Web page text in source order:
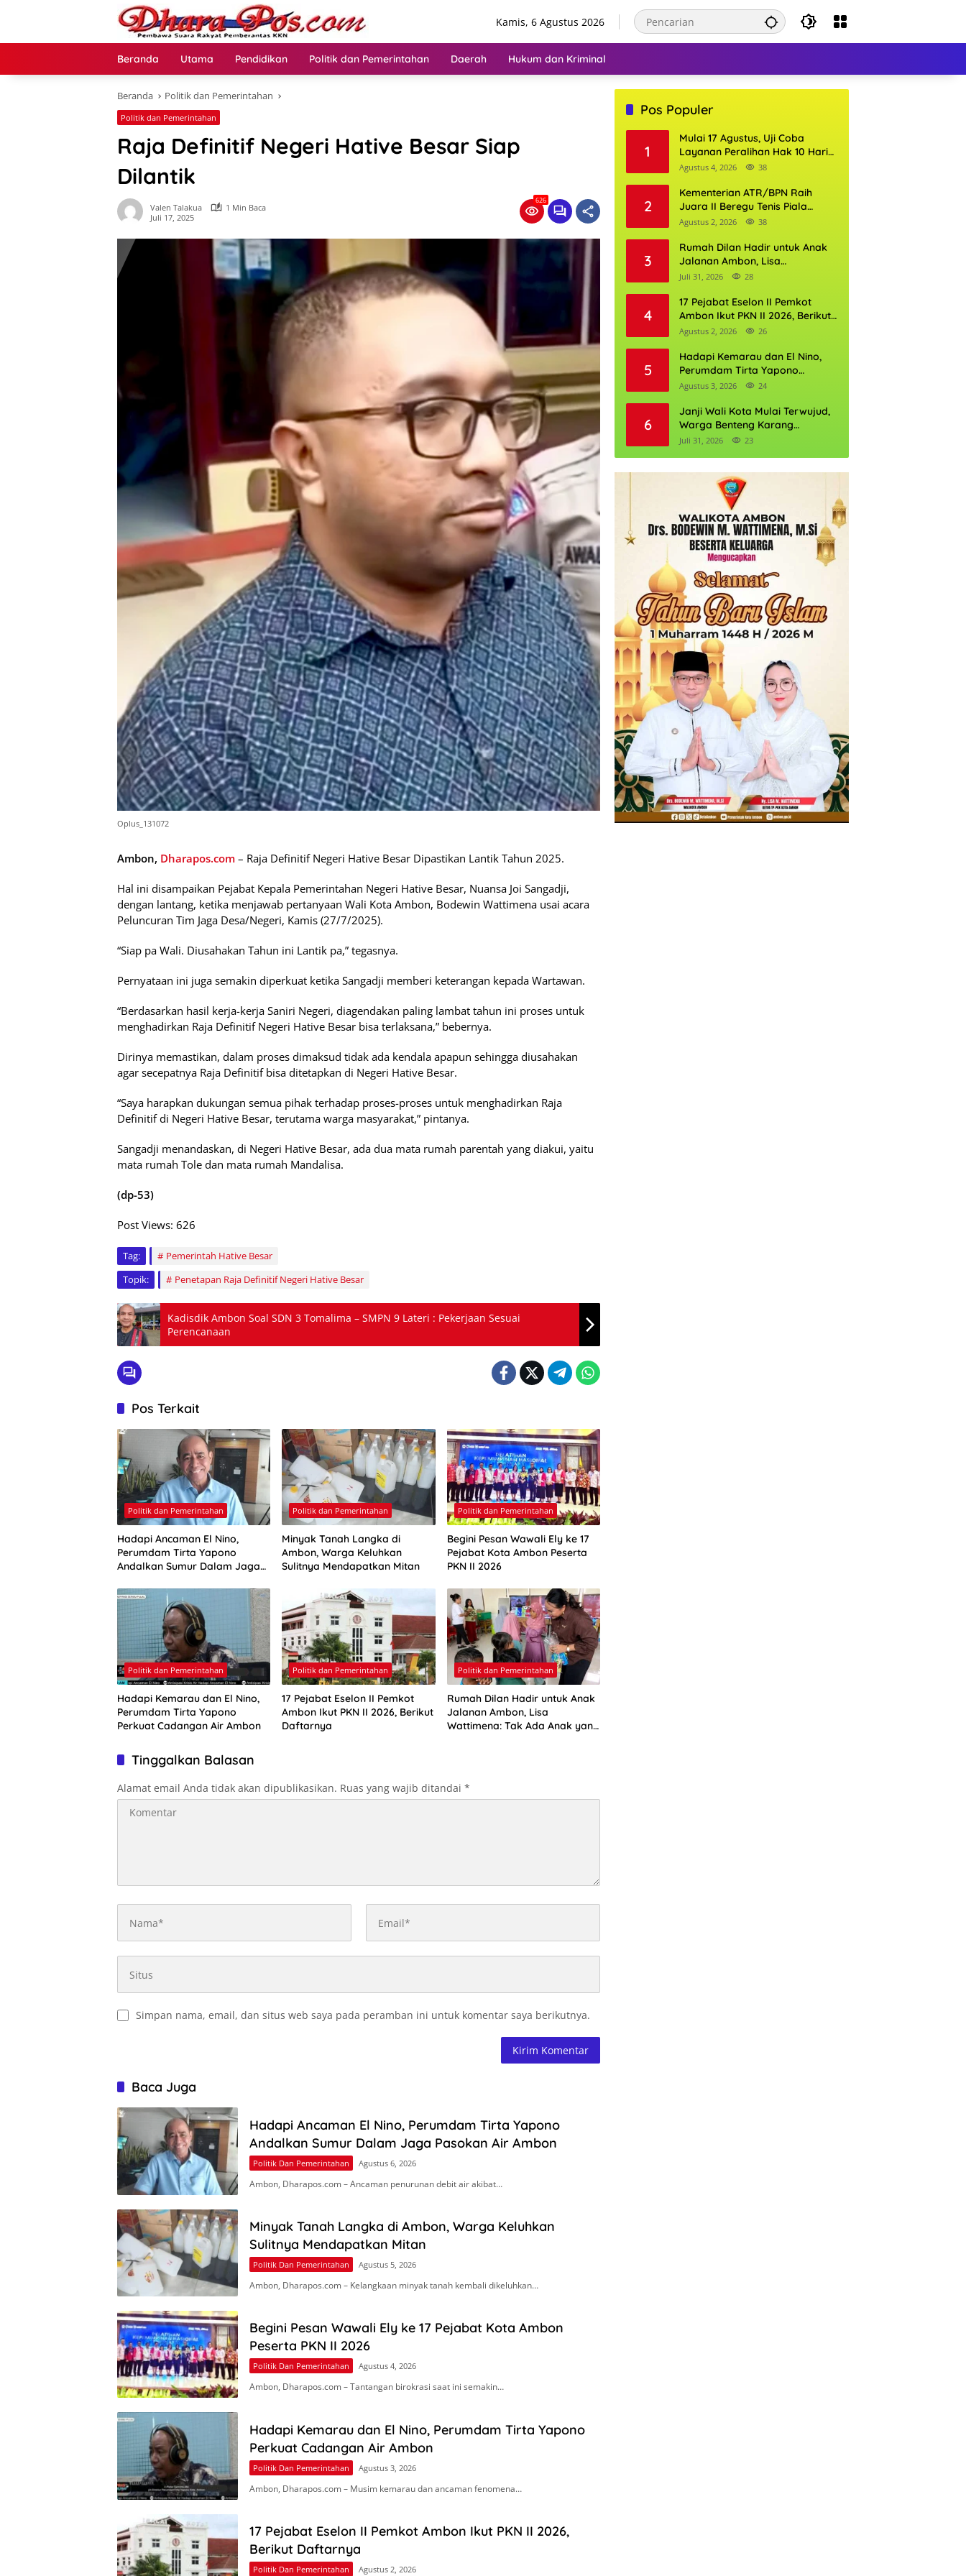
Kamis, 6 Agustus 2026
Beranda Utama Pendidikan Politik dan Pemerintahan Daerah Hukum dan Kriminal
Beranda Politik dan Pemerintahan
Politik dan Pemerintahan
Raja Definitif Negeri Hative Besar Siap
Dilantik
Valen Talakua
1 Min Baca
Juli 17, 2025
626
Oplus_131072
Ambon, Dharapos.com – Raja Definitif Negeri Hative Besar Dipastikan Lantik Tahun 2025.
Hal ini disampaikan Pejabat Kepala Pemerintahan Negeri Hative Besar, Nuansa Joi Sangadji,
dengan lantang, ketika menjawab pertanyaan Wali Kota Ambon, Bodewin Wattimena usai acara
Peluncuran Tim Jaga Desa/Negeri, Kamis (27/7/2025).
“Siap pa Wali. Diusahakan Tahun ini Lantik pa,” tegasnya.
Pernyataan ini juga semakin diperkuat ketika Sangadji memberi keterangan kepada Wartawan.
“Berdasarkan hasil kerja-kerja Saniri Negeri, diagendakan paling lambat tahun ini proses untuk
menghadirkan Raja Definitif Negeri Hative Besar bisa terlaksana,” bebernya.
Dirinya memastikan, dalam proses dimaksud tidak ada kendala apapun sehingga diusahakan
agar secepatnya Raja Definitif bisa ditetapkan di Negeri Hative Besar.
“Saya harapkan dukungan semua pihak terhadap proses-proses untuk menghadirkan Raja
Definitif di Negeri Hative Besar, terutama warga masyarakat,” pintanya.
Sangadji menandaskan, di Negeri Hative Besar, ada dua mata rumah parentah yang diakui, yaitu
mata rumah Tole dan mata rumah Mandalisa.
(dp-53)
Post Views: 626
Tag:
Pemerintah Hative Besar
Topik:
Penetapan Raja Definitif Negeri Hative Besar
Kadisdik Ambon Soal SDN 3 Tomalima – SMPN 9 Lateri : Pekerjaan Sesuai
Perencanaan
Pos Terkait
Politik dan Pemerintahan
Hadapi Ancaman El Nino,
Perumdam Tirta Yapono
Andalkan Sumur Dalam Jaga
Politik dan Pemerintahan
Minyak Tanah Langka di
Ambon, Warga Keluhkan
Sulitnya Mendapatkan Mitan
Politik dan Pemerintahan
Begini Pesan Wawali Ely ke 17
Pejabat Kota Ambon Peserta
PKN II 2026
Politik dan Pemerintahan
Hadapi Kemarau dan El Nino,
Perumdam Tirta Yapono
Perkuat Cadangan Air Ambon
Politik dan Pemerintahan
17 Pejabat Eselon II Pemkot
Ambon Ikut PKN II 2026, Berikut
Daftarnya
Politik dan Pemerintahan
Rumah Dilan Hadir untuk Anak
Jalanan Ambon, Lisa
Wattimena: Tak Ada Anak yang
Tinggalkan Balasan
Alamat email Anda tidak akan dipublikasikan. Ruas yang wajib ditandai *
Simpan nama, email, dan situs web saya pada peramban ini untuk komentar saya berikutnya.
Baca Juga
Hadapi Ancaman El Nino, Perumdam Tirta Yapono
Andalkan Sumur Dalam Jaga Pasokan Air Ambon
Politik Dan Pemerintahan Agustus 6, 2026
Ambon, Dharapos.com – Ancaman penurunan debit air akibat…
Minyak Tanah Langka di Ambon, Warga Keluhkan
Sulitnya Mendapatkan Mitan
Politik Dan Pemerintahan Agustus 5, 2026
Ambon, Dharapos.com – Kelangkaan minyak tanah kembali dikeluhkan…
Begini Pesan Wawali Ely ke 17 Pejabat Kota Ambon
Peserta PKN II 2026
Politik Dan Pemerintahan Agustus 4, 2026
Ambon, Dharapos.com – Tantangan birokrasi saat ini semakin…
Hadapi Kemarau dan El Nino, Perumdam Tirta Yapono
Perkuat Cadangan Air Ambon
Politik Dan Pemerintahan Agustus 3, 2026
Ambon, Dharapos.com – Musim kemarau dan ancaman fenomena…
17 Pejabat Eselon II Pemkot Ambon Ikut PKN II 2026,
Berikut Daftarnya
Politik Dan Pemerintahan Agustus 2, 2026
Pos Populer
1
Mulai 17 Agustus, Uji Coba
Layanan Peralihan Hak 10 Hari
di 15 Kantor Pertanahan
Agustus 4, 2026 38
2
Kementerian ATR/BPN Raih
Juara II Beregu Tenis Piala
Gubernur DKI Jakarta 2026
Agustus 2, 2026 38
3
Rumah Dilan Hadir untuk Anak
Jalanan Ambon, Lisa
Wattimena: Tak Ada Anak yang
Depannya
Juli 31, 2026 28
4
17 Pejabat Eselon II Pemkot
Ambon Ikut PKN II 2026, Berikut
Daftarnya
Agustus 2, 2026 26
5
Hadapi Kemarau dan El Nino,
Perumdam Tirta Yapono
Perkuat Cadangan Air Ambon
Agustus 3, 2026 24
6
Janji Wali Kota Mulai Terwujud,
Warga Benteng Karang
Ditargetkan Nikmati Air Bersih
Juli 31, 2026 23